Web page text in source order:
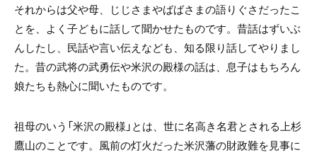
それからは父や母、じじさまやばばさまの語りぐさだったこ
とを、よく子どもに話して聞かせたものです。昔話はずいぶ
んしたし、民話や言い伝えなども、知る限り話してやりまし
た。昔の武将の武勇伝や米沢の殿様の話は、息子はもちろん
娘たちも熱心に聞いたものです。
祖母のいう「米沢の殿様」とは、世に名高き名君とされる上杉
鷹山のことです。風前の灯火だった米沢藩の財政難を見事に